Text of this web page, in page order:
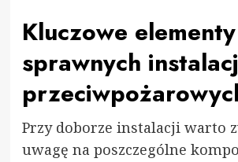
Kluczowe elementy
sprawnych
Przy doborze instalacji warto
uwagę na poszczególne